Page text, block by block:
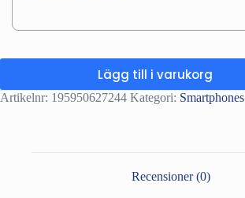
Lägg till i varukorg
Artikelnr: 195950627244 Kategori: Smartphones
Recensioner (0)